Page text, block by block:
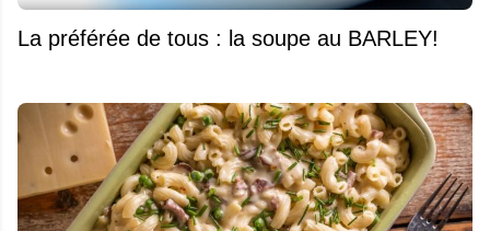
La préférée de tous : la soupe au BARLEY!